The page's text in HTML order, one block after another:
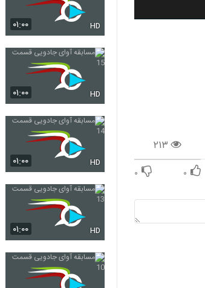
۲۱۳
۰ ۰
۰۱:۰۰ HD
۰۱:۰۰ HD
۰۱:۰۰ HD
۰۱:۰۰ HD